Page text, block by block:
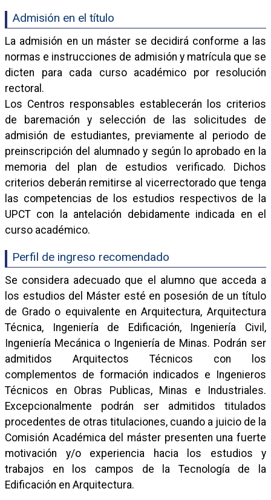
Admisión en el título
La admisión en un máster se decidirá conforme a las
normas e instrucciones de admisión y matrícula que se
dicten para cada curso académico por resolución
rectoral.
Los Centros responsables establecerán los criterios
de baremación y selección de las solicitudes de
admisión de estudiantes, previamente al periodo de
preinscripción del alumnado y según lo aprobado en la
memoria del plan de estudios verificado. Dichos
criterios deberán remitirse al vicerrectorado que tenga
las competencias de los estudios respectivos de la
UPCT con la antelación debidamente indicada en el
curso académico.
Perfil de ingreso recomendado
Se considera adecuado que el alumno que acceda a
los estudios del Máster esté en posesión de un título
de Grado o equivalente en Arquitectura, Arquitectura
Técnica, Ingeniería de Edificación, Ingeniería Civil,
Ingeniería Mecánica o Ingeniería de Minas. Podrán ser
admitidos Arquitectos Técnicos con los
complementos de formación indicados e Ingenieros
Técnicos en Obras Publicas, Minas e Industriales.
Excepcionalmente podrán ser admitidos titulados
procedentes de otras titulaciones, cuando a juicio de la
Comisión Académica del máster presenten una fuerte
motivación y/o experiencia hacia los estudios y
trabajos en los campos de la Tecnología de la
Edificación en Arquitectura.